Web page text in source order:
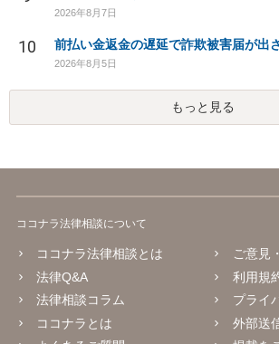
2026年8月7日
10
2026年8月5日
もっと見る
ココナラ法律相談について
ココナラ法律相談とは
法律Q&A
法律相談コラム
ココナラとは
ご意見
利用規
プライ
外部送